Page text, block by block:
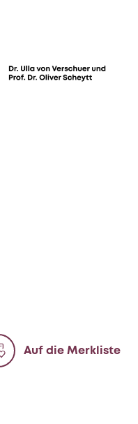
Auf die Merkliste